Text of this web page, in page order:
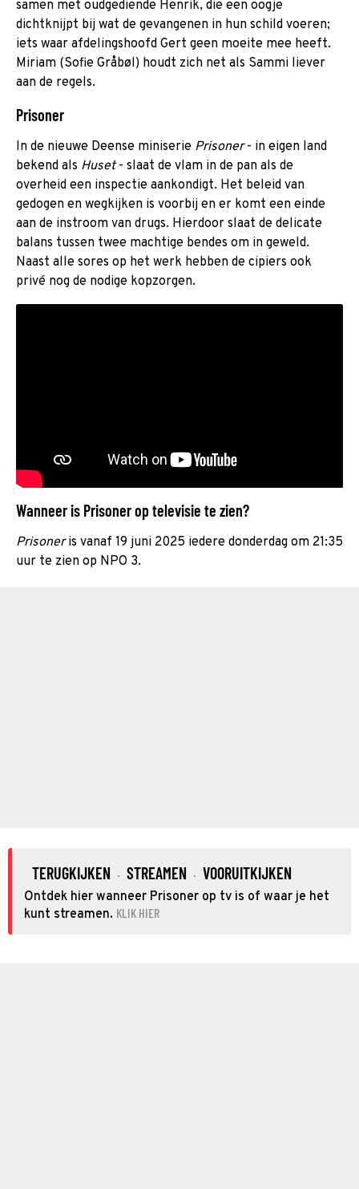
samen met oudgediende Henrik, die een oogje
dichtknijpt bij wat de gevangenen in hun schild voeren;
iets waar afdelingshoofd Gert geen moeite mee heeft.
Miriam (Sofie Gråbøl) houdt zich net als Sammi liever
aan de regels.
Prisoner
In de nieuwe Deense miniserie Prisoner- in eigen land
bekend als Huset- slaat de vlam in de pan als de
overheid een inspectie aankondigt. Het beleid van
gedogen en wegkijken is voorbij en er komt een einde
aan de instroom van drugs. Hierdoor slaat de delicate
balans tussen twee machtige bendes om in geweld.
Naast alle sores op het werk hebben de cipiers ook
privé nog de nodige kopzorgen.
Wanneer is Prisoner op televisie te zien?
Prisoneris vanaf 19 juni 2025 iedere donderdag om 21:35
uur te zien op NPO 3.
TERUGKIJKEN · STREAMEN · VOORUITKIJKEN
Ontdek hier wanneer Prisoner op tv is of waar je het
kunt streamen. KLIK HIER